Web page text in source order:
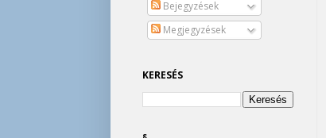
Bejegyzések
Megjegyzések
KERESÉS